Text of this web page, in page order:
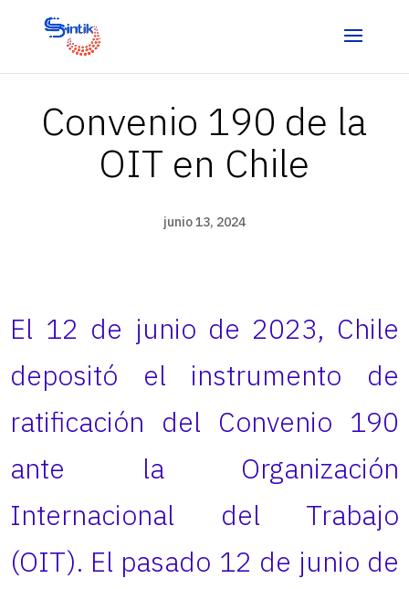
Convenio 190 de la
OIT en Chile
junio 13, 2024
El 12 de junio de 2023, Chile
depositó el instrumento de
ratificación del Convenio 190
ante la Organización
Internacional del Trabajo
(OIT). El pasado 12 de junio de